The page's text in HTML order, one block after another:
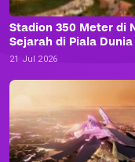
Stadion 350 Meter di
Sejarah di Piala Dunia
21 Jul 2026